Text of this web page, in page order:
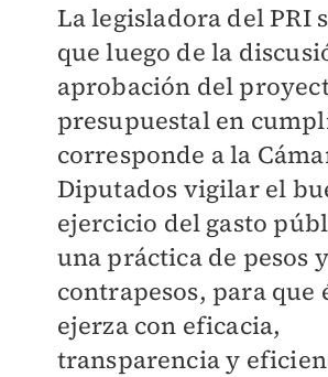
La legisladora del PRI
que luego de la
aprobación del
presupuestal en
corresponde a la
Diputados vigilar el
ejercicio del gasto
una práctica de pesos y
contrapesos, para que
ejerza con eficacia,
transparencia y